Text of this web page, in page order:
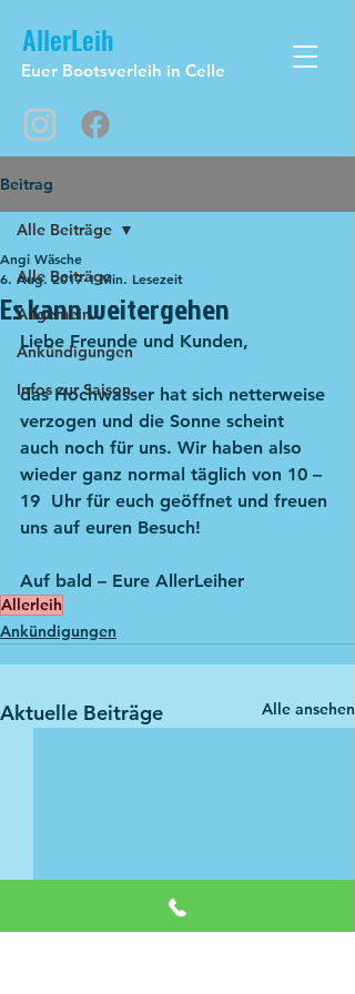
AllerLeih
Euer Bootsverleih in Celle
Beitrag
Alle Beiträge
Allgemein
Ankündigungen
Infos zur Saison
Alle Beiträge
Es kann weitergehen
Angi Wäsche
6. Aug. 2017 1 Min. Lesezeit
Liebe Freunde und Kunden,
das Hochwasser hat sich netterweise
verzogen und die Sonne scheint
auch noch für uns. Wir haben also
wieder ganz normal täglich von 10 –
19  Uhr für euch geöffnet und freuen
uns auf euren Besuch!
Auf bald – Eure AllerLeiher
Allerleih
Ankündigungen
Aktuelle Beiträge Alle ansehen